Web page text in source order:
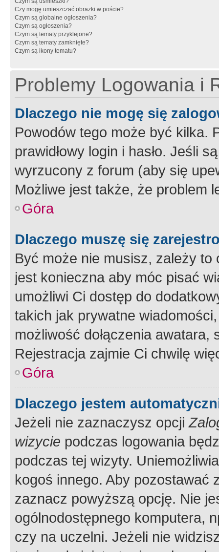
Czy mogę umieszczać obrazki w poście?
Czym są globalne ogłoszenia?
Czym są ogłoszenia?
Czym są tematy przyklejone?
Czym są tematy zamknięte?
Czym są ikony tematu?
Problemy Logowania i
Dlaczego nie mogę się
Powodów tego może być kilka.
prawidłowy login i hasło. Jeśli
wyrzucony z forum (aby się
Możliwe jest także, że problem
Góra
Dlaczego muszę się
Być może nie musisz, zależy
jest konieczna aby móc pisać
umożliwi Ci dostęp do
takich jak prywatne
możliwość dołączenia
Rejestracja zajmie Ci chwilę
Góra
Dlaczego jestem
Jeżeli nie zaznaczysz opcji
wizycie podczas logowania
podczas tej wizyty.
kogoś innego. Aby pozostawać
zaznacz powyższą opcję. Nie
ogólnodostępnego komputera,
czy na uczelni. Jeżeli nie